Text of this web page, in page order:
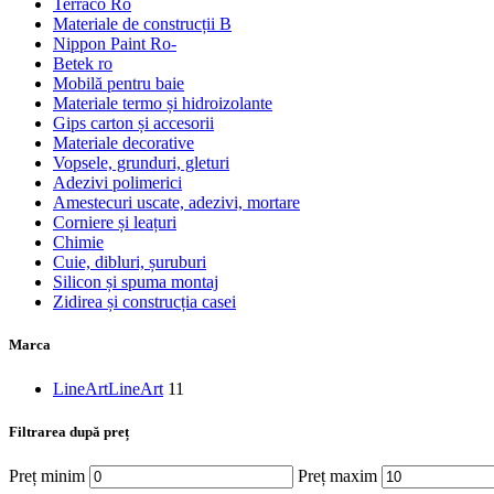
Terraco Ro
Materiale de construcții B
Nippon Paint Ro-
Betek ro
Mobilă pentru baie
Materiale termo și hidroizolante
Gips carton și accesorii
Materiale decorative
Vopsele, grunduri, gleturi
Adezivi polimerici
Amestecuri uscate, adezivi, mortare
Corniere și leațuri
Chimie
Cuie, dibluri, șuruburi
Silicon și spuma montaj
Zidirea și construcția casei
Marca
LineArtLineArt 11
Filtrarea după preț
Preț minim Preț maxim